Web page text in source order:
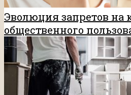
Эволюция запретов на
общественного